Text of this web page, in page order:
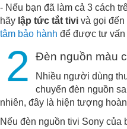
- Nếu bạn đã làm cả 3 cách
hãy lập tức tắt tivi và gọi
tâm bảo hành để được tư
2 Đèn nguồn màu
Nhiều người dùng
chuyển đèn nguồn
nhiên, đây là hiện tượng
Nếu đèn nguồn tivi Sony của